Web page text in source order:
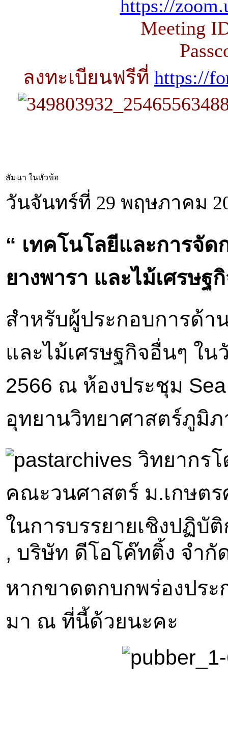
https://
Meeting
ลงทะเบียนฟรีที่ https://
สัมนา ในหัวข้อ
วันจันทร์ที่ 29 พฤษภาคม
“ เทคโนโลยีและการจั
ยางพารา และไม้เศรษฐ
สำหรับผู้ประกอบการด้า
และไม้เศรษฐกิจอื่นๆ ใน
2566 ณ ห้องประชุม
อุทยานวิทยาศาสตร์ภูมิ
วิทยากร
คณะวนศาสตร์ ม.เกษต
ในการบรรยายเชิงปฏิบั
, บริษัท ดีโอโค๊ทติ้ง จำ
หากขาดตกบกพร่องปร
มา ณ ที่นี้ด้วยนะคะ